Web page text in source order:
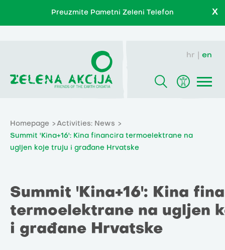
Preuzmite Pametni Zeleni Telefon X
hr en
Homepage
Activities: News
Summit 'Kina+16': Kina financira termoelektrane na
ugljen koje truju i građane Hrvatske
Summit 'Kina+16': Kina
termoelektrane na ugljen
i građane Hrvatske